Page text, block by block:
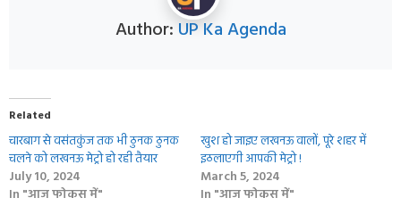
Author: UP Ka Agenda
Related
चारबाग से वसंतकुंज तक भी ठुनक ठुनक
चलने को लखनऊ मेट्रो हो रही तैयार
July 10, 2024
In "आज फोकस में"
खुश हो जाइए लखनऊ वालों, पूरे शहर में
इठलाएगी आपकी मेट्रो !
March 5, 2024
In "आज फोकस में"